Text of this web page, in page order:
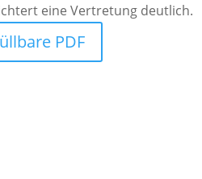
eine Vertretung deutlich.
PDF